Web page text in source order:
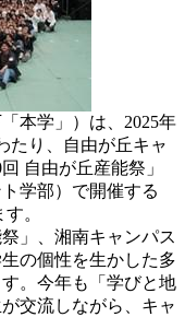
本学」）は、2025年
たり、自由が丘キャ
自由が丘産能祭」
学部）で開催する
。
」、湘南キャンパス
の個性を生かした多
。今年も「学びと地
交流しながら、キャ